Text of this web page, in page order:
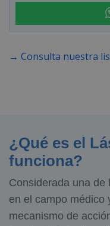
→ Consulta nuestra
¿Qué es el
funciona?
Considerada una
en el campo médico
mecanismo de